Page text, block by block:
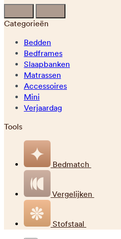
Categorieën
Bedden
Bedframes
Slaapbanken
Matrassen
Accessoires
Mini
Verjaardag
Tools
Bedmatch
Vergelijken
Stofstaal